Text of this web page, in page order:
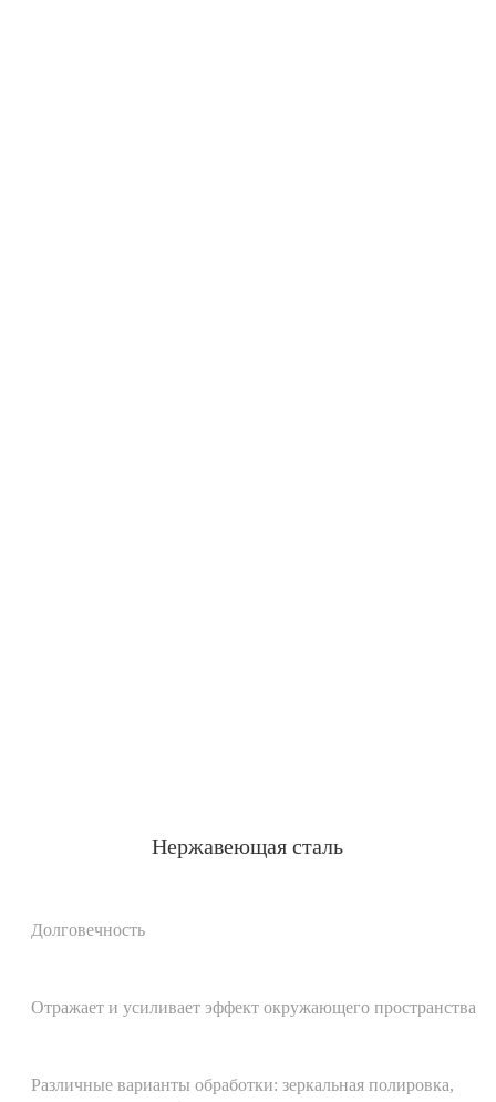
Нержавеющая сталь
Долговечность
Отражает и усиливает эффект окружающего пространства
Различные варианты обработки: зеркальная полировка,